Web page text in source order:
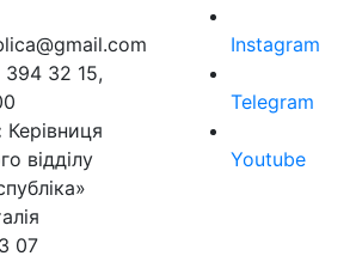
32 15,
Керівниця
відділу
07
Instagram
Telegram
Youtube